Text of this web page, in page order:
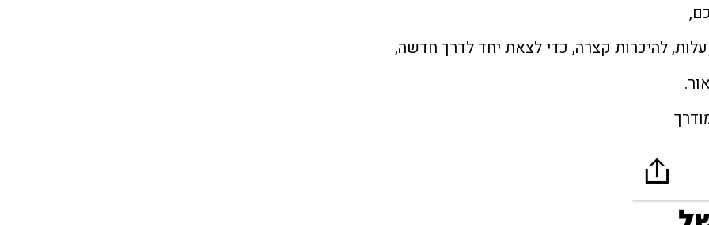
להיכרות קצרה, כדי לצאת יחד לדרך חדשה,